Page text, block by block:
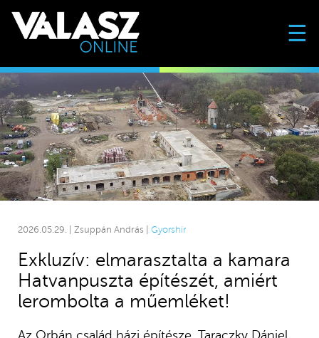
☰
2026.05.29. | Zsuppán András | Gyorshír
Exkluzív: elmarasztalta a kamara
Hatvanpuszta építészét, amiért
lerombolta a műemléket!